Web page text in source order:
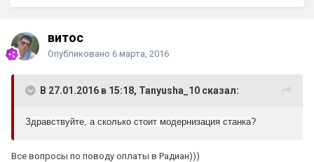
витос
Опубликовано 6 марта, 2016
В 27.01.2016 в 15:18, Tanyusha_10 сказал:
Здравствуйте, а сколько стоит модернизация станка?
Все вопросы по поводу оплаты в Радиан)))